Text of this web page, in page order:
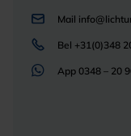
Mail
Bel +31(0)348
App 0348 – 20